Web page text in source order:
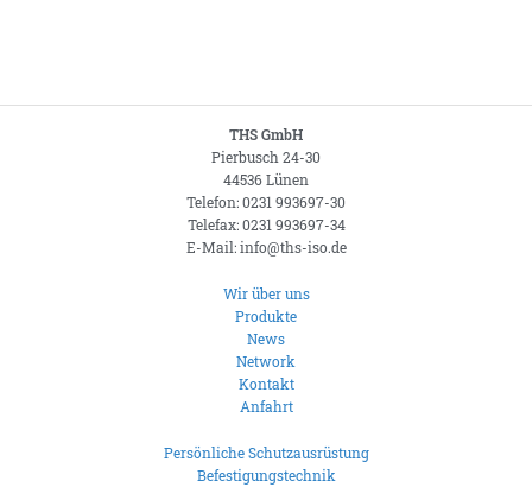
THS GmbH
Pierbusch 24-30
44536 Lünen
Telefon: 0231 993697-30
Telefax: 0231 993697-34
E-Mail: info@ths-iso.de
Wir über uns
Produkte
News
Network
Kontakt
Anfahrt
Persönliche Schutzausrüstung
Befestigungstechnik